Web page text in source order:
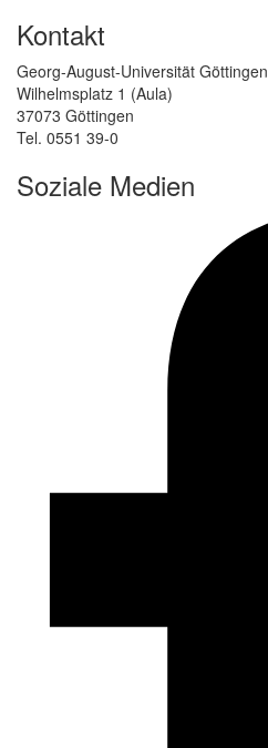
Kontakt
Georg-August-Universität Göttingen
Wilhelmsplatz 1 (Aula)
37073 Göttingen
Tel. 0551 39-0
Soziale Medien